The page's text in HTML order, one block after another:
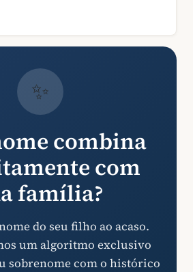
✨
combina
com
família?
do seu filho ao acaso.
um algoritmo exclusivo
sobrenome com o histórico